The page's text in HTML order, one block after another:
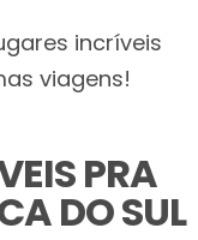
incríveis
viagens!
PRA
DO SUL